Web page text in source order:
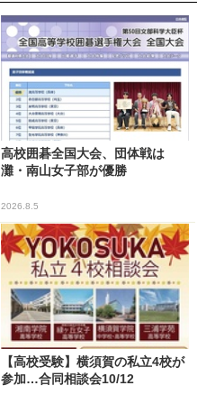
高校囲碁全国大会、団体戦は
灘・南山女子部が優勝
2026.8.5
【高校受験】横須賀の私立4校が
参加…合同相談会10/12